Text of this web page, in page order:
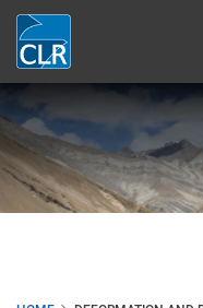
Přejít
hlavnímu
obsahu